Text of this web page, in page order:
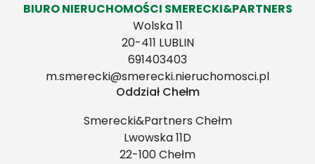
BIURO NIERUCHOMOŚCI SMERECKI&PARTNERS
Wolska 11
20-411 LUBLIN
691403403
m.smerecki@smerecki.nieruchomosci.pl
Oddział Chełm
Smerecki&Partners Chełm
Lwowska 11D
22-100 Chełm